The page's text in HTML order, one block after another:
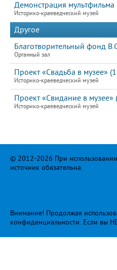
Демонстрация
Историко-краеведческий музей
Другое
Благотворительный фонд
Органный зал
Проект «Свадьба в музее»
Историко-краеведческий музей
Проект «Свидание в музее»
Историко-краеведческий музей
© 2012-2026 При использовании
источник обязательна.
Внимание! Продолжая
конфиденциальности. Если вы